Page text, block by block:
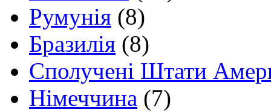
Румунія (8)
Бразилія (8)
Сполучені Штати
Німеччина (7)